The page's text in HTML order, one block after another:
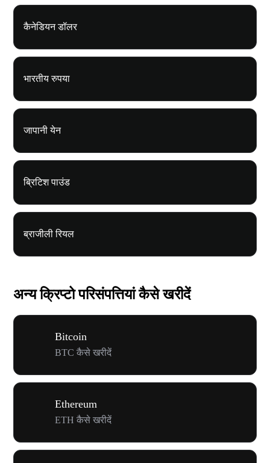
कैनेडियन डॉलर
भारतीय रुपया
जापानी येन
ब्रिटिश पाउंड
ब्राजीली रियल
अन्य क्रिप्टो परिसंपत्तियां कैसे खरीदें
Bitcoin
BTC कैसे खरीदें
Ethereum
ETH कैसे खरीदें